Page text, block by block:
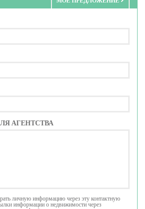
АГЕНТСТВА
личную информацию через эту контактную
информации о недвижимости через